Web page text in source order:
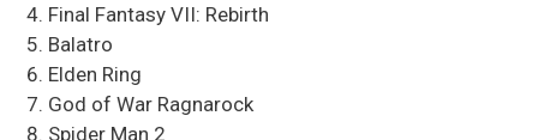
Final Fantasy VII: Rebirth
Balatro
Elden Ring
God of War Ragnarock
Spider Man 2